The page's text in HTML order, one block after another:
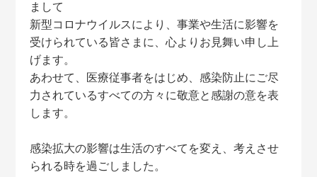
まして
新型コロナウイルスにより、事業や生活に影響を
受けられている皆さまに、心よりお見舞い申し上
げます。
あわせて、医療従事者をはじめ、感染防止にご尽
力されているすべての方々に敬意と感謝の意を表
します。
感染拡大の影響は生活のすべてを変え、考えさせ
られる時を過ごしました。